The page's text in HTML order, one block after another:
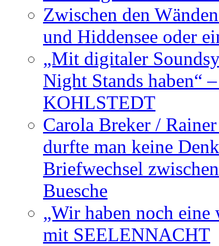
Zwischen den
und Hiddensee oder
„Mit digitaler
Night Stands haben“
KOHLSTEDT
Carola Breker /
durfte man keine
Briefwechsel
Buesche
„Wir haben noch
mit SEELENNACHT